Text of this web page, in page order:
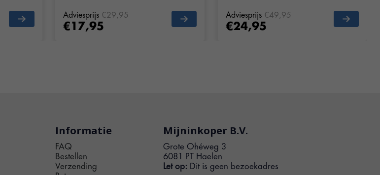
Adviesprijs €29,95
€17,95
Adviesprijs €49,95
€24,95
Informatie
FAQ
Bestellen
Verzending
Mijninkoper B.V.
Grote Ohéweg 3
6081 PT Haelen
Let op: Dit is geen bezoekadres